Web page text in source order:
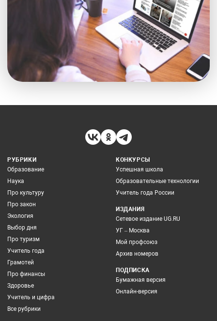
РУБРИКИ
Образование
Наука
Про культуру
Про закон
Экология
Выбор дня
Про туризм
Учитель года
Грамотей
Про финансы
Здоровье
Учитель и цифра
Все рубрики
КОНКУРСЫ
Успешная школа
Образовательные технологии
Учитель года России
ИЗДАНИЯ
Сетевое издание UG.RU
УГ – Москва
Мой профсоюз
Архив номеров
ПОДПИСКА
Бумажная версия
Онлайн-версия